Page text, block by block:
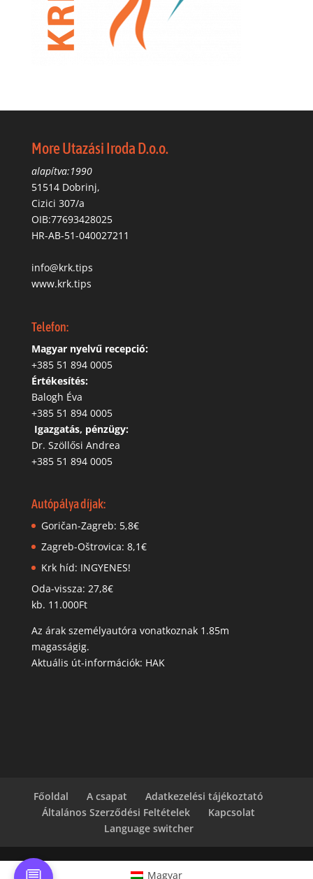
More Utazási Iroda D.o.o.
alapítva:1990
51514 Dobrinj,
Cizici 307/a
OIB:77693428025
HR-AB-51-040027211
info@krk.tips
www.krk.tips
Telefon:
Magyar nyelvű recepció:
‭+385 51 894 0005
Értékesítés:
Balogh Éva
+385 51 894 0005
Igazgatás, pénzügy:
Dr. Szöllősi Andrea
+385 51 894 0005
Autópálya díjak:
Goričan-Zagreb: 5,8€
Zagreb-Oštrovica: 8,1€
Krk híd: INGYENES!
Oda-vissza: 27,8€
kb. 11.000Ft
Az árak személyautóra vonatkoznak 1.85m
magasságig.
Aktuális út-információk: HAK
Főoldal A csapat
Adatkezelési tájékoztató
Általános Szerződési Feltételek
Kapcsolat
Language switcher
Magyar